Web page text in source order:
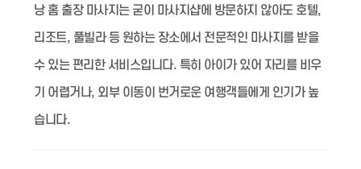
낭 홈 출장 마사지는 굳이 마사지샵에 방문하지 않아도 호텔,
리조트, 풀빌라 등 원하는 장소에서 전문적인 마사지를 받을
수 있는 편리한 서비스입니다. 특히 아이가 있어 자리를 비우
기 어렵거나, 외부 이동이 번거로운 여행객들에게 인기가 높
습니다.